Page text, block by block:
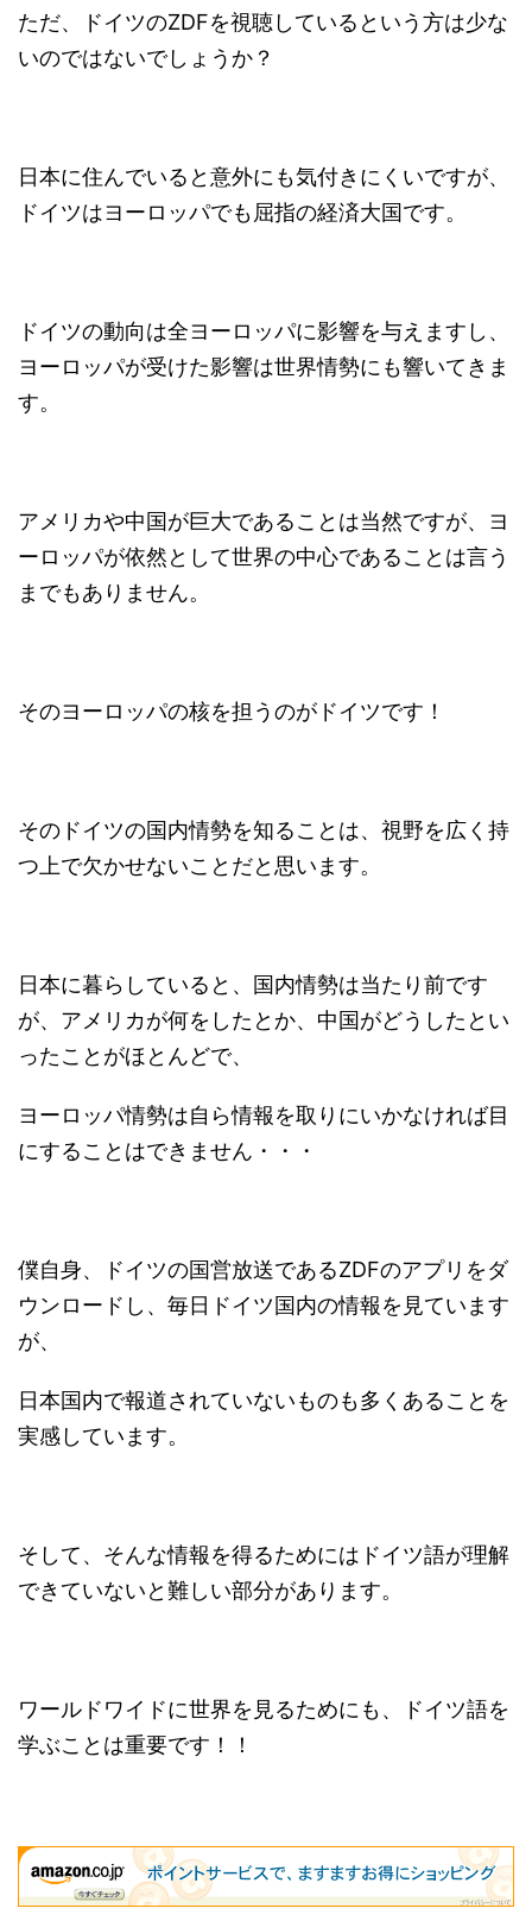
ただ、ドイツのZDFを視聴しているという方は少な
いのではないでしょうか？
日本に住んでいると意外にも気付きにくいですが、
ドイツはヨーロッパでも屈指の経済大国です。
ドイツの動向は全ヨーロッパに影響を与えますし、
ヨーロッパが受けた影響は世界情勢にも響いてきま
す。
アメリカや中国が巨大であることは当然ですが、ヨ
ーロッパが依然として世界の中心であることは言う
までもありません。
そのヨーロッパの核を担うのがドイツです！
そのドイツの国内情勢を知ることは、視野を広く持
つ上で欠かせないことだと思います。
日本に暮らしていると、国内情勢は当たり前です
が、アメリカが何をしたとか、中国がどうしたとい
ったことがほとんどで、
ヨーロッパ情勢は自ら情報を取りにいかなければ目
にすることはできません・・・
僕自身、ドイツの国営放送であるZDFのアプリをダ
ウンロードし、毎日ドイツ国内の情報を見ています
が、
日本国内で報道されていないものも多くあることを
実感しています。
そして、そんな情報を得るためにはドイツ語が理解
できていないと難しい部分があります。
ワールドワイドに世界を見るためにも、ドイツ語を
学ぶことは重要です！！